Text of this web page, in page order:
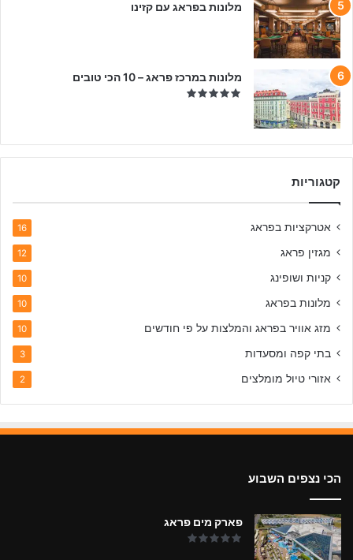
מלונות בפראג עם קזינו
מלונות במרכז פראג – 10 הכי טובים
קטגוריות
אטרקציות בפראג 16
מגזין פראג 12
קניות ושופינג 10
מלונות בפראג 10
מזג אוויר בפראג והמלצות על פי חודשים 10
בתי קפה ומסעדות 3
אזורי טיול מומלצים 2
הכי נצפים השבוע
פארק מים פראג